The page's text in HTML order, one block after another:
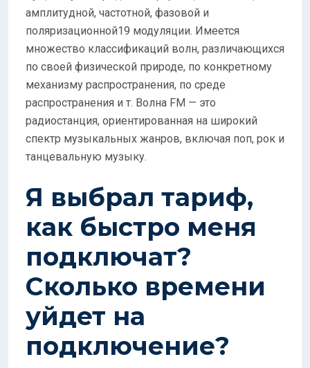
амплитудной, частотной, фазовой и
поляризационной19 модуляции. Имеется
множество классификаций волн, различающихся
по своей физической природе, по конкретному
механизму распространения, по среде
распространения и т. Волна FM — это
радиостанция, ориентированная на широкий
спектр музыкальных жанров, включая поп, рок и
танцевальную музыку.
Я выбрал тариф,
как быстро меня
подключат?
Сколько времени
уйдет на
подключение?